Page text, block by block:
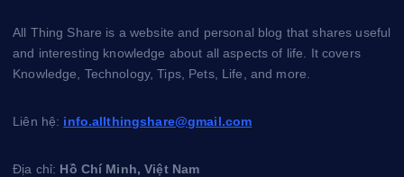
All Thing Share is a website and personal blog that shares useful
and interesting knowledge about all aspects of life. It covers
Knowledge, Technology, Tips, Pets, Life, and more.
Liên hệ: info.allthingshare@gmail.com
Địa chỉ: Hồ Chí Minh, Việt Nam